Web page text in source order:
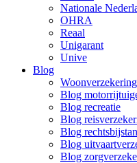
Nationale
OHRA
Reaal
Unigarant
Unive
Blog
Blog
Blog recreatie
Blog
Blog
Blog
Blog